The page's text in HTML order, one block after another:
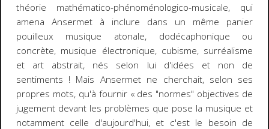
théorie mathématico-phénoménologico-musicale, qui
amena Ansermet à inclure dans un même panier
pouilleux musique atonale, dodécaphonique ou
concrète, musique électronique, cubisme, surréalisme
et art abstrait, nés selon lui d'idées et non de
sentiments ! Mais Ansermet ne cherchait, selon ses
propres mots, qu'à fournir « des "normes" objectives de
jugement devant les problèmes que pose la musique et
notamment celle d'aujourd'hui, et c'est le besoin de